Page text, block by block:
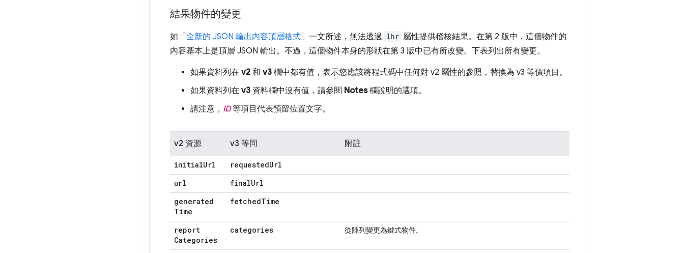
結果物件的變更
如「 全新的 JSON 輸出內容頂層格式」一文所述，無法透過 lhr 屬性提供稽核結果。在第 2 版中，這個物件的
內容基本上是頂層 JSON 輸出。不過，這個物件本身的形狀在第 3 版中已有所改變。下表列出所有變更。
如果資料列在 v2 和 v3 欄中都有值，表示您應該將程式碼中任何對 v2 屬性的參照，替換為 v3 等價項目。
如果資料列在 v3 資料欄中沒有值，請參閱 Notes欄說明的選項。
請注意， ID等項目代表預留位置文字。
v2 資源 v3 等同 附註
initialUrl requestedUrl
url
finalUrl
generated
Time
fetchedTime
report
Categories
categories 從陣列變更為鍵式物件。